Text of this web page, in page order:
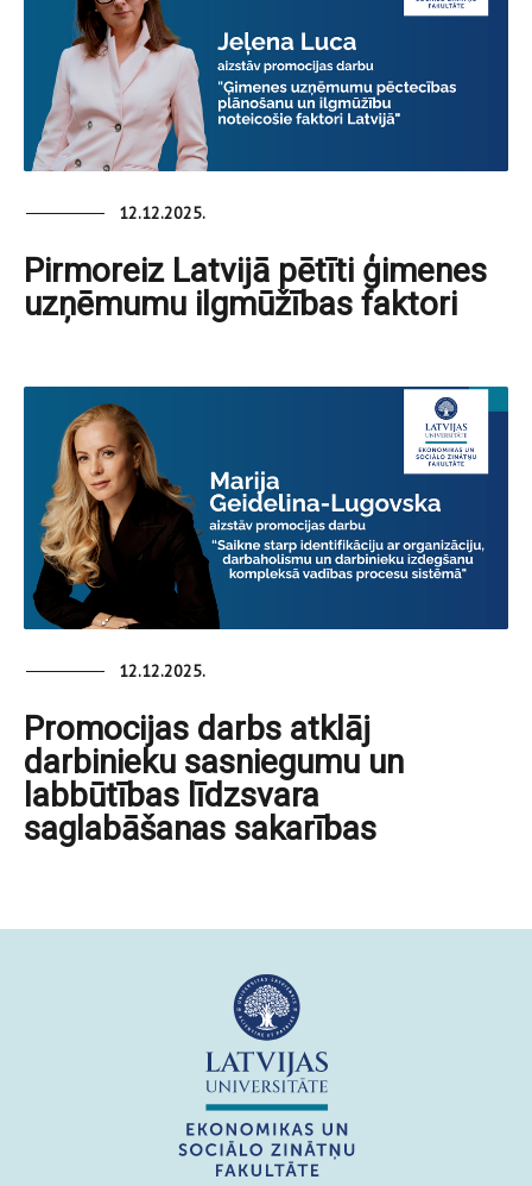
12.12.2025.
Pirmoreiz Latvijā pētīti ģimenes
uzņēmumu ilgmūžības faktori
12.12.2025.
Promocijas darbs atklāj
darbinieku sasniegumu un
labbūtības līdzsvara
saglabāšanas sakarības